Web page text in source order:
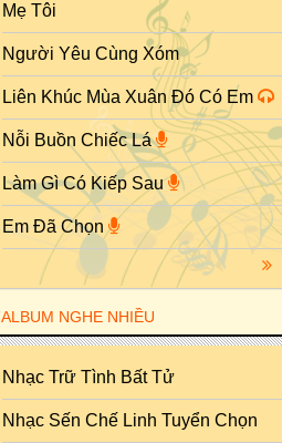
Mẹ Tôi
Người Yêu Cùng Xóm
Liên Khúc Mùa Xuân Đó Có Em
Nỗi Buồn Chiếc Lá
Làm Gì Có Kiếp Sau
Em Đã Chọn
ALBUM NGHE NHIỀU
Nhạc Trữ Tình Bất Tử
Nhạc Sến Chế Linh Tuyển Chọn